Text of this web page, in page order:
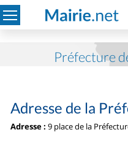
Préfecture
Adresse de la
Adresse : 9 place de la